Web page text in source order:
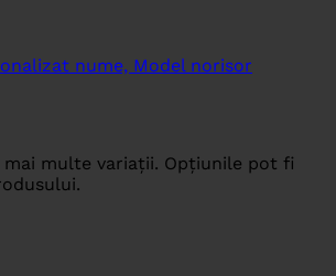
nume, Model norisor
mai multe variații. Opțiunile pot fi